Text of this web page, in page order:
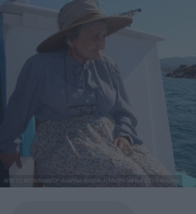
ΑΠΟ ΤΟ ΝΤΟΚΙΜΑΝΤΕΡ «ΜΑΡΙΝΑ ΒΑΛΙΕΡΙ. Η ΜΙΚΡΗ ΑΝΙΨΙΑ ΤΟΥ ΚΑΒΑΦΗ»